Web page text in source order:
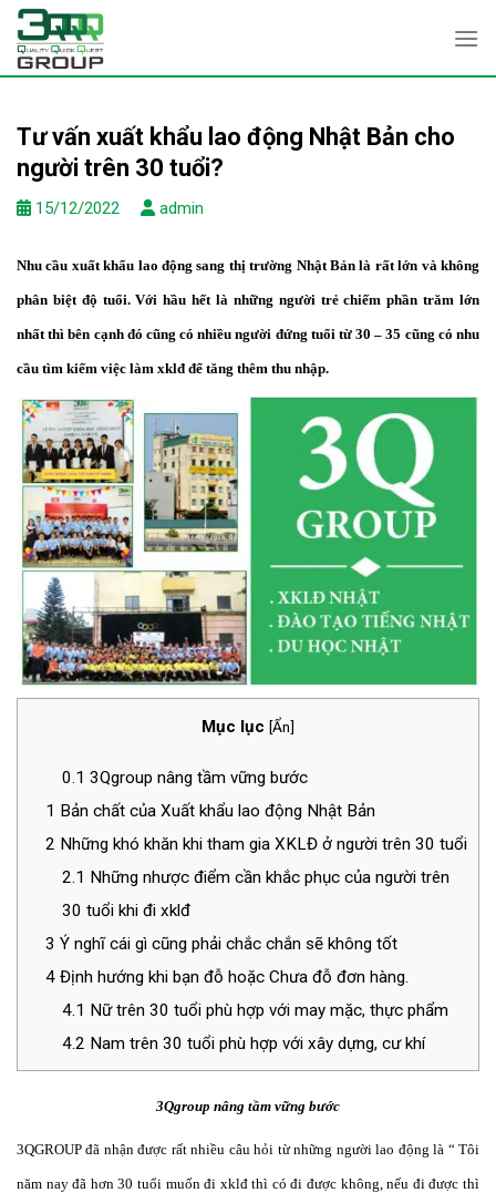
Skip
content
Tư vấn xuất khẩu lao động Nhật Bản cho
người trên 30 tuổi?
15/12/2022 admin
Nhu cầu xuất khẩu lao động sang thị trường Nhật Bản là rất lớn và không
phân biệt độ tuổi. Với hầu hết là những người trẻ chiếm phần trăm lớn
nhất thì bên cạnh đó cũng có nhiều người đứng tuổi từ 30 – 35 cũng có nhu
cầu tìm kiếm việc làm xklđ để tăng thêm thu nhập.
Mục lục [Ẩn]
0.1 3Qgroup nâng tầm vững bước
1 Bản chất của Xuất khẩu lao động Nhật Bản
2 Những khó khăn khi tham gia XKLĐ ở người trên 30 tuổi
2.1 Những nhược điểm cần khắc phục của người trên
30 tuổi khi đi xklđ
3 Ý nghĩ cái gì cũng phải chắc chắn sẽ không tốt
4 Định hướng khi bạn đỗ hoặc Chưa đỗ đơn hàng.
4.1 Nữ trên 30 tuổi phù hợp với may mặc, thực phẩm
4.2 Nam trên 30 tuổi phù hợp với xây dựng, cư khí
3Qgroup nâng tầm vững bước
3QGROUP đã nhận được rất nhiều câu hỏi từ những người lao động là “ Tôi
năm nay đã hơn 30 tuổi muốn đi xklđ thì có đi được không, nếu đi được thì